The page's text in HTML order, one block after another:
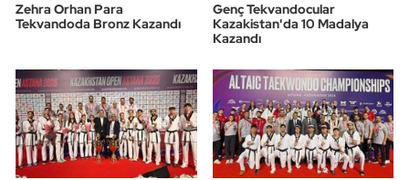
Zehra Orhan Para
Tekvandoda Bronz Kazandı
Genç Tekvandocular
Kazakistan'da 10 Madalya
Kazandı